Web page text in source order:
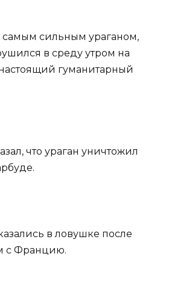
самым сильным ураганом,
в среду утром на
гуманитарный
что ураган уничтожил
в ловушке после
с Францию.